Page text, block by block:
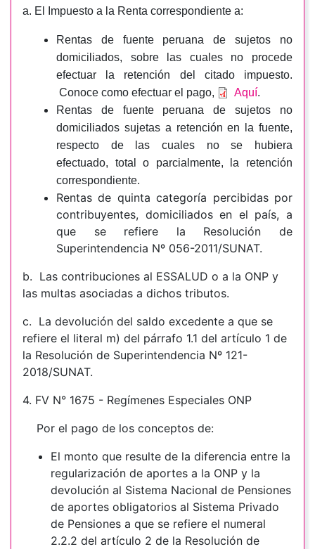
a. El Impuesto a la Renta correspondiente a:
Rentas de fuente peruana de sujetos no
domiciliados, sobre las cuales no procede
efectuar la retención del citado impuesto.
Conoce como efectuar el pago,
Aquí.
Rentas de fuente peruana de sujetos no
domiciliados sujetas a retención en la fuente,
respecto de las cuales no se hubiera
efectuado, total o parcialmente, la retención
correspondiente.
Rentas de quinta categoría percibidas por
contribuyentes, domiciliados en el país, a
que se refiere la Resolución de
Superintendencia Nº 056-2011/SUNAT.
b. Las contribuciones al ESSALUD o a la ONP y
las multas asociadas a dichos tributos.
c. La devolución del saldo excedente a que se
refiere el literal m) del párrafo 1.1 del artículo 1 de
la Resolución de Superintendencia Nº 121-
2018/SUNAT.
4. FV N° 1675 - Regímenes Especiales ONP
Por el pago de los conceptos de:
El monto que resulte de la diferencia entre la
regularización de aportes a la ONP y la
devolución al Sistema Nacional de Pensiones
de aportes obligatorios al Sistema Privado
de Pensiones a que se refiere el numeral
2.2.2 del artículo 2 de la Resolución de